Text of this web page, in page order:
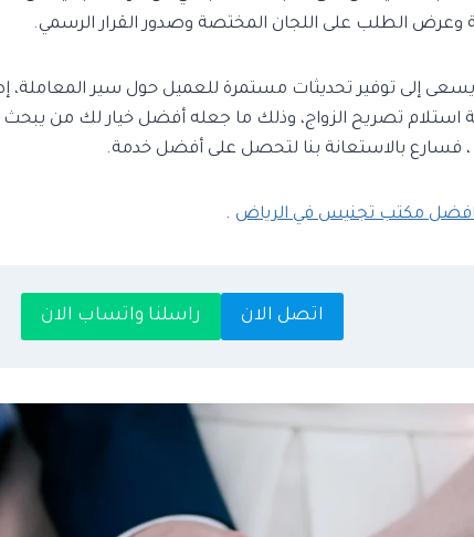
وعرض الطلب على اللجان المختصة وصدور القرار الرسمي.
إلى توفير تحديثات مستمرة للعميل حول سير المعاملة،
استلام تصريح الزواج، وذلك ما جعله أفضل خيار لك من يبحث
، فسارع بالاستعانة بنا لتحصل على أفضل خدمة.
مكتب تجنيس في الرياض .
اتصل الان راسلنا واتساب الان